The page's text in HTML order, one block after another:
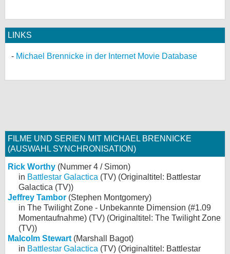
LINKS
Michael Brennicke in der Internet Movie Database
FILME UND SERIEN MIT MICHAEL BRENNICKE
(AUSWAHL SYNCHRONISATION)
Rick Worthy (Nummer 4 / Simon)
in Battlestar Galactica (TV) (Originaltitel: Battlestar
Galactica (TV))
Jeffrey Tambor (Stephen Montgomery)
in The Twilight Zone - Unbekannte Dimension (#1.09
Momentaufnahme) (TV) (Originaltitel: The Twilight Zone
(TV))
Malcolm Stewart (Marshall Bagot)
in Battlestar Galactica (TV) (Originaltitel: Battlestar